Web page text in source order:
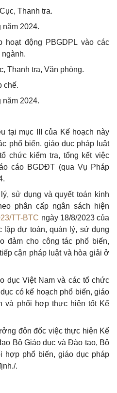
Thanh tra.
2024.
hoạt động PBGDPL vào các
ngành.
Thanh tra, Văn phòng.
chế.
2024.
tại mục III của Kế hoạch này
phổ biến, giáo dục pháp luật
chức kiểm tra, tổng kết việc
cáo BGDĐT (qua Vụ Pháp
sử dụng và quyết toán kinh
phân cấp ngân sách hiện
TT-BTC ngày 18/8/2023 của
lập dự toán, quản lý, sử dụng
đảm cho công tác phổ biến,
cận pháp luật và hòa giải ở
dục Việt Nam và các tổ chức
có kế hoạch phổ biến, giáo
và phối hợp thực hiện tốt Kế
đôn đốc việc thực hiện Kế
Bộ Giáo dục và Đào tạo, Bộ
hợp phổ biến, giáo dục pháp
.